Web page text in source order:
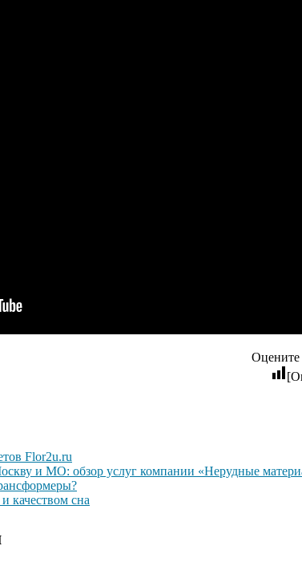
Оцените
Flor2u.ru
и МО: обзор услуг компании «Нерудные
качеством сна